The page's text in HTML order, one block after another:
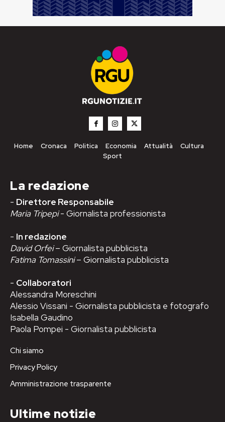
Home Cronaca Politica Economia Attualità
Cultura
Sport
La redazione
- Direttore Responsabile
Maria Tripepi- Giornalista professionista
- In redazione
David Orfei– Giornalista pubblicista
Fatima Tomassini– Giornalista pubblicista
- Collaboratori
Alessandra Moreschini
Alessio Vissani - Giornalista pubblicista e fotografo
Isabella Gaudino
Paola Pompei - Giornalista pubblicista
Chi siamo
Privacy Policy
Amministrazione trasparente
Ultime notizie